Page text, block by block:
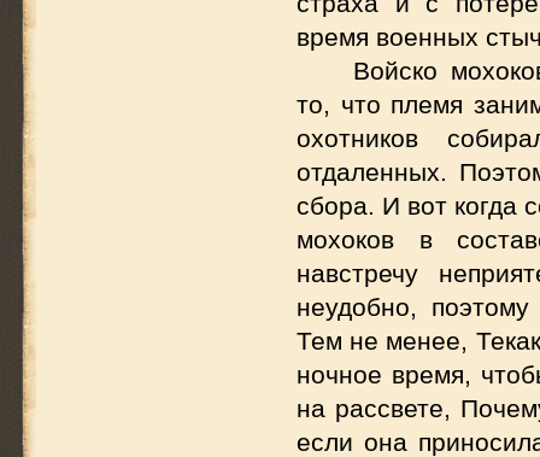
время военных
Войско
то, что племя
охотников
отдаленных.
сбора. И вот когда
мохоков в
навстречу
неудобно,
Тем не менее,
ночное время,
на рассвете,
если она